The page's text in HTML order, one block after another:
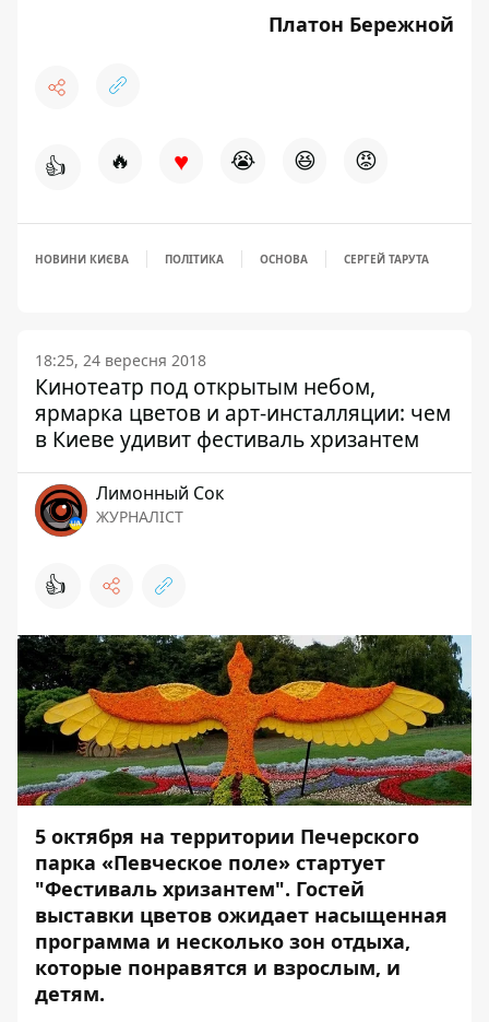
Платон Бережной
👍 🔥 ♥ 😭 😆 😡
НОВИНИ КИЄВА ПОЛІТИКА ОСНОВА СЕРГЕЙ ТАРУТА
18:25, 24 вересня 2018
Кинотеатр под открытым небом,
ярмарка цветов и арт-инсталляции: чем
в Киеве удивит фестиваль хризантем
Лимонный Сок
ЖУРНАЛІСТ
👍
5 октября на территории Печерского
парка «Певческое поле» стартует
"Фестиваль хризантем". Гостей
выставки цветов ожидает насыщенная
программа и несколько зон отдыха,
которые понравятся и взрослым, и
детям.